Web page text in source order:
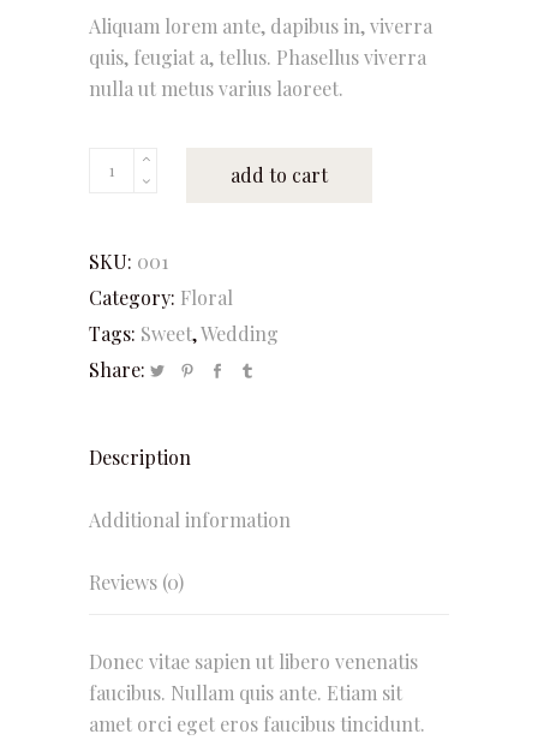
Aliquam lorem ante, dapibus in, viverra
quis, feugiat a, tellus. Phasellus viverra
nulla ut metus varius laoreet.
add to cart
SKU: 001
Category: Floral
Tags: Sweet,Wedding
Share:
Description
Additional information
Reviews (0)
Donec vitae sapien ut libero venenatis
faucibus. Nullam quis ante. Etiam sit
amet orci eget eros faucibus tincidunt.